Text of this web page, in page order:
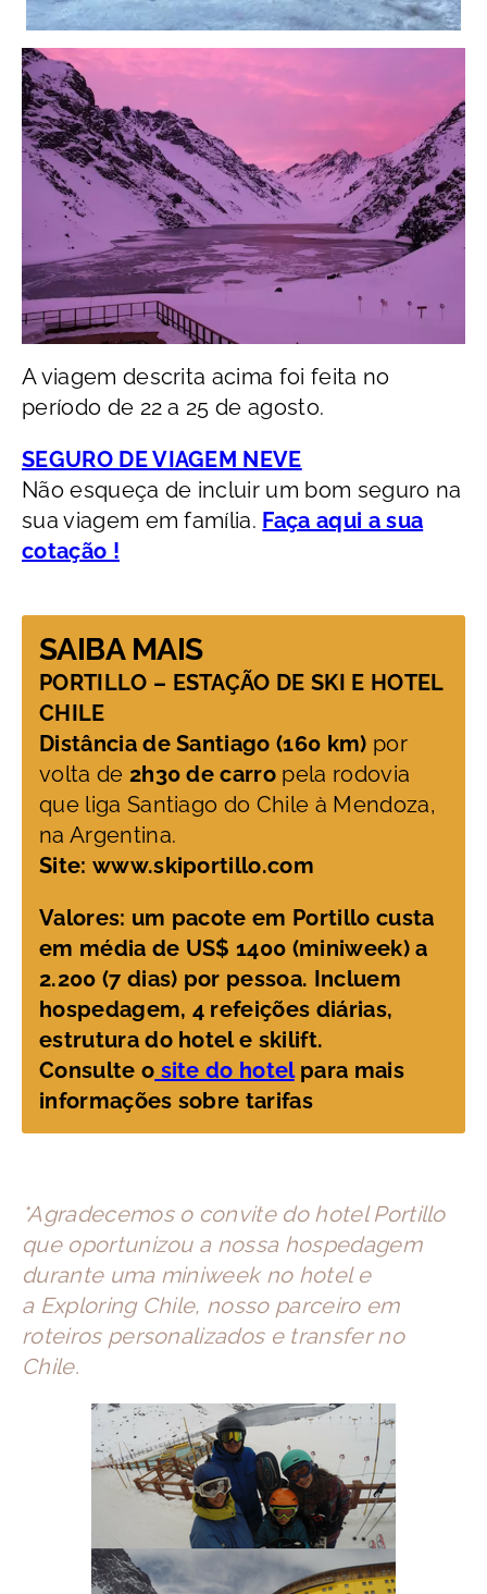
A viagem descrita acima foi feita no
período de 22 a 25 de agosto.
SEGURO DE VIAGEM NEVE
Não esqueça de incluir um bom seguro na
sua viagem em família. Faça aqui a sua
cotação !
SAIBA MAIS
PORTILLO – ESTAÇÃO DE SKI E HOTEL
CHILE
Distância de Santiago (160 km) por
volta de 2h30 de carro pela rodovia
que liga Santiago do Chile à Mendoza,
na Argentina.
Site: www.skiportillo.com
Valores: um pacote em Portillo custa
em média de US$ 1400 (miniweek) a
2.200 (7 dias) por pessoa. Incluem
hospedagem, 4 refeições diárias,
estrutura do hotel e skilift.
Consulte o site do hotelpara mais
informações sobre tarifas
*Agradecemos o convite do hotel Portillo
que oportunizou a nossa hospedagem
durante uma miniweek no hotel e
a Exploring Chile, nosso parceiro em
roteiros personalizados e transfer no
Chile.